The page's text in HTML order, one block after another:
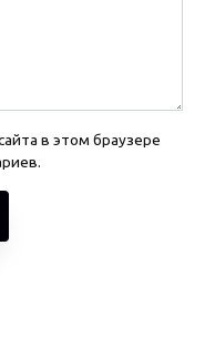
в этом браузере